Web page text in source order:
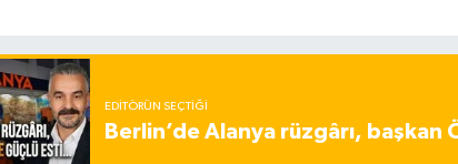
EDITÖRÜN SEÇTIĞI
Berlin’de Alanya rüzgârı,